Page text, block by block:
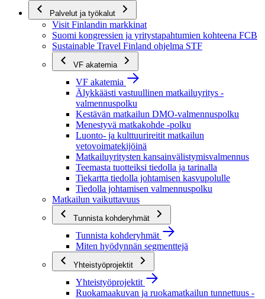
Palvelut ja työkalut
Visit Finlandin markkinat
Suomi kongressien ja yritystapahtumien kohteena FCB
Sustainable Travel Finland ohjelma STF
VF akatemia
VF akatemia
Älykkäästi vastuullinen matkailuyritys -
valmennuspolku
Kestävän matkailun DMO-valmennuspolku
Menestyvä matkakohde -polku
Luonto- ja kulttuurireitit matkailun
vetovoimatekijöinä
Matkailuyritysten kansainvälistymisvalmennus
Teemasta tuotteiksi tiedolla ja tarinalla
Tiekartta tiedolla johtamisen kasvupolulle
Tiedolla johtamisen valmennuspolku
Matkailun vaikuttavuus
Tunnista kohderyhmät
Tunnista kohderyhmät
Miten hyödynnän segmenttejä
Yhteistyöprojektit
Yhteistyöprojektit
Ruokamaakuvan ja ruokamatkailun tunnettuus -